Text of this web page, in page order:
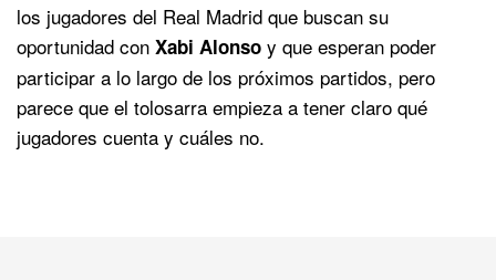
los jugadores del Real Madrid que buscan su
oportunidad con Xabi Alonso y que esperan poder
participar a lo largo de los próximos partidos, pero
parece que el tolosarra empieza a tener claro qué
jugadores cuenta y cuáles no.